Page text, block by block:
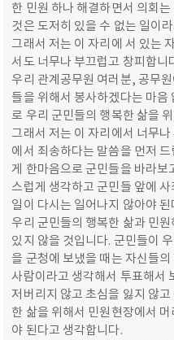
한 민원 하나 해결하면서 의회
것은 도저히 있을 수 없는 일이
그래서 저는 이 자리에 서 있는
서도 너무나 부끄럽고 창피합니
우리 관계공무원 여러분, 공무
들을 위해서 봉사하겠다는 마
로 우리 군민들의 행복한 삶을
그래서 저는 이 자리에서 너무
에서 죄송하다는 말씀을 먼저
게 한마음으로 군민들을 바라보
스럽게 생각하고 군민들 앞에
일이 다시는 일어나지 않아야
우리 군민들의 행복한 삶과 민
있지 않을 것입니다. 군민들이
을 군청에 보냈을 때는 자신들
사람이라고 생각해서 투표해서
저버리지 않고 초심을 잃지 않
한 삶을 위해서 민원현장에서
야 된다고 생각합니다.